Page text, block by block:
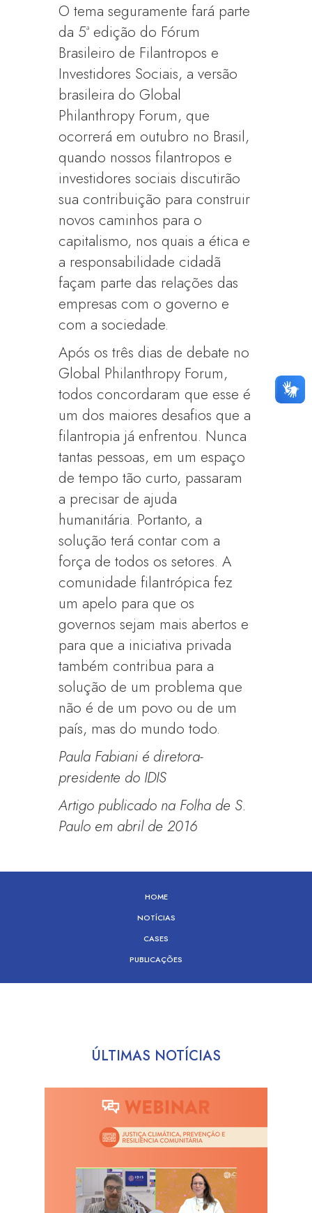
O tema seguramente fará parte
da 5ª edição do Fórum
Brasileiro de Filantropos e
Investidores Sociais, a versão
brasileira do Global
Philanthropy Forum, que
ocorrerá em outubro no Brasil,
quando nossos filantropos e
investidores sociais discutirão
sua contribuição para construir
novos caminhos para o
capitalismo, nos quais a ética e
a responsabilidade cidadã
façam parte das relações das
empresas com o governo e
com a sociedade.
Após os três dias de debate no
Global Philanthropy Forum,
todos concordaram que esse é
um dos maiores desafios que a
filantropia já enfrentou. Nunca
tantas pessoas, em um espaço
de tempo tão curto, passaram
a precisar de ajuda
humanitária. Portanto, a
solução terá contar com a
força de todos os setores. A
comunidade filantrópica fez
um apelo para que os
governos sejam mais abertos e
para que a iniciativa privada
também contribua para a
solução de um problema que
não é de um povo ou de um
país, mas do mundo todo.
Paula Fabiani é diretora-
presidente do IDIS
Artigo publicado na Folha de S.
Paulo em abril de 2016
HOME
NOTÍCIAS
CASES
PUBLICAÇÕES
ÚLTIMAS NOTÍCIAS